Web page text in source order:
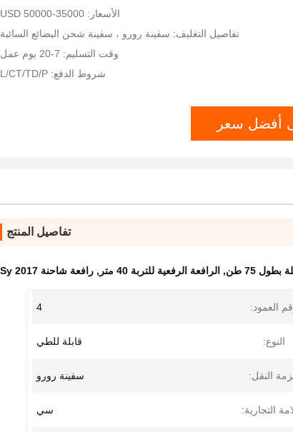
الأسعار: 35000-50000 USD
تفاصيل التغليف: سفينة رورو ، سفينة شحن البضائع السائبة
وقت التسليم: 7-20 يوم عمل
شروط الدفع: L/CT/TD/P
أفضل سعر
تفاصيل المنتج
75 طن , الرافعة الرفعية للتربة 40 متر , رافعة شاحنة 2017 Sy
العمود: 4
النوع: قابلة للطي
النقل: سفينة رورو
التجارية: سي